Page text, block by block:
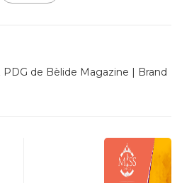
PDG de Bèlide Magazine | Brand